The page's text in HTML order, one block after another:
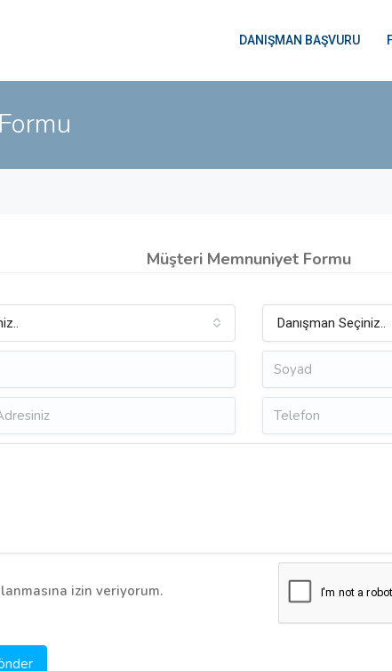
DANIŞMAN BAŞVURU
Müşteri Memnuniyet Formu
izin veriyorum.